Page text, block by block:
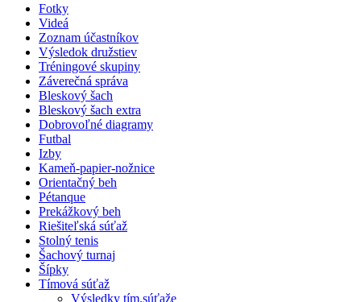
Fotky
Videá
Zoznam účastníkov
Výsledok družstiev
Tréningové skupiny
Záverečná správa
Bleskový šach
Bleskový šach extra
Dobrovoľné diagramy
Futbal
Izby
Kameň-papier-nožnice
Orientačný beh
Pétanque
Prekážkový beh
Riešiteľská súťaž
Stolný tenis
Šachový turnaj
Šípky
Tímová súťaž
Výsledky tím.súťaže